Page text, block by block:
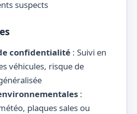
suspects
confidentialité : Suivi en
véhicules, risque de
:
plaques sales ou